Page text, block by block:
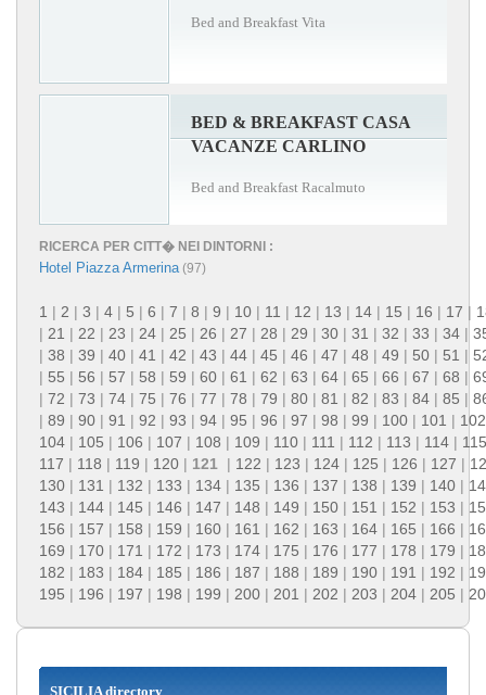
Bed and Breakfast Vita
BED & BREAKFAST CASA
VACANZE CARLINO
Bed and Breakfast Racalmuto
RICERCA PER CITT� NEI DINTORNI :
Hotel Piazza Armerina(97)
1 | 2 | 3 | 4 | 5 | 6 | 7 | 8 | 9 | 10 | 11 | 12 | 13 | 14 | 15 | 16 | 17 |
| 21 | 22 | 23 | 24 | 25 | 26 | 27 | 28 | 29 | 30 | 31 | 32 | 33 | 34 |
| 38 | 39 | 40 | 41 | 42 | 43 | 44 | 45 | 46 | 47 | 48 | 49 | 50 | 51 |
| 55 | 56 | 57 | 58 | 59 | 60 | 61 | 62 | 63 | 64 | 65 | 66 | 67 | 68 |
| 72 | 73 | 74 | 75 | 76 | 77 | 78 | 79 | 80 | 81 | 82 | 83 | 84 | 85 |
| 89 | 90 | 91 | 92 | 93 | 94 | 95 | 96 | 97 | 98 | 99 | 100 | 101 | 102
104 | 105 | 106 | 107 | 108 | 109 | 110 | 111 | 112 | 113 | 114 | 115
117 | 118 | 119 | 120 | 121 | 122 | 123 | 124 | 125 | 126 | 127 |
130 | 131 | 132 | 133 | 134 | 135 | 136 | 137 | 138 | 139 | 140 |
143 | 144 | 145 | 146 | 147 | 148 | 149 | 150 | 151 | 152 | 153 |
156 | 157 | 158 | 159 | 160 | 161 | 162 | 163 | 164 | 165 | 166 |
169 | 170 | 171 | 172 | 173 | 174 | 175 | 176 | 177 | 178 | 179 |
182 | 183 | 184 | 185 | 186 | 187 | 188 | 189 | 190 | 191 | 192 |
195 | 196 | 197 | 198 | 199 | 200 | 201 | 202 | 203 | 204 | 205 |
SICILIA directory